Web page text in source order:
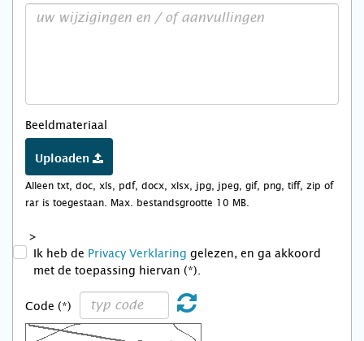
Beeldmateriaal
Uploaden
Alleen txt, doc, xls, pdf, docx, xlsx, jpg, jpeg, gif, png, tiff, zip of
rar is toegestaan. Max. bestandsgrootte 10 MB.
>
Ik heb de Privacy Verklaring gelezen, en ga akkoord
met de toepassing hiervan (*).
Code (*)